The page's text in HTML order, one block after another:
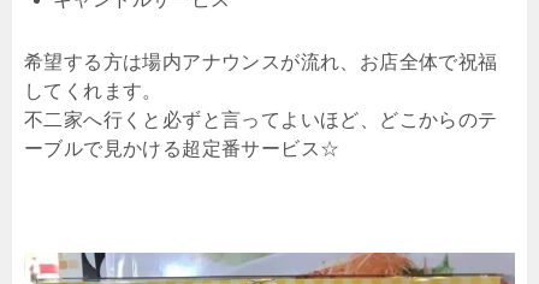
希望する方は場内アナウンスが流れ、お店全体で祝福
してくれます。
不二家へ行くと必ずと言ってよいほど、どこからのテ
ーブルで見かける超定番サービス☆